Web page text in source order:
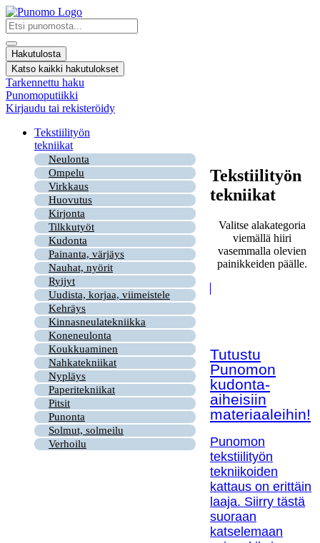
Mene
sisältöön
Search
...
Hakutulosta
Katso kaikki hakutulokset
Tarkennettu haku
Punomoputiikki
Kirjaudu tai rekisteröidy
Tekstiilityön
tekniikat
Neulonta
Ompelu
Virkkaus
Huovutus
Kirjonta
Tilkkutyöt
Kudonta
Painanta, värjäys
Nauhat, nyörit
Ryijyt
Uudista, korjaa, viimeistele
Kehräys
Kinnasneulatekniikka
Koneneulonta
Koukkuaminen
Nahkatekniikat
Nypläys
Paperitekniikat
Pitsit
Punonta
Solmut, solmeilu
Verhoilu
Tekstiilityön
tekniikat
Valitse alakategoria
viemällä hiiri
vasemmalla olevien
painikkeiden päälle.
Tutustu
Punomon
kudonta-
aiheisiin
materiaaleihin!
Punomon
tekstiilityön
tekniikoiden
kattaus on erittäin
laaja. Siirry tästä
suoraan
katselemaan